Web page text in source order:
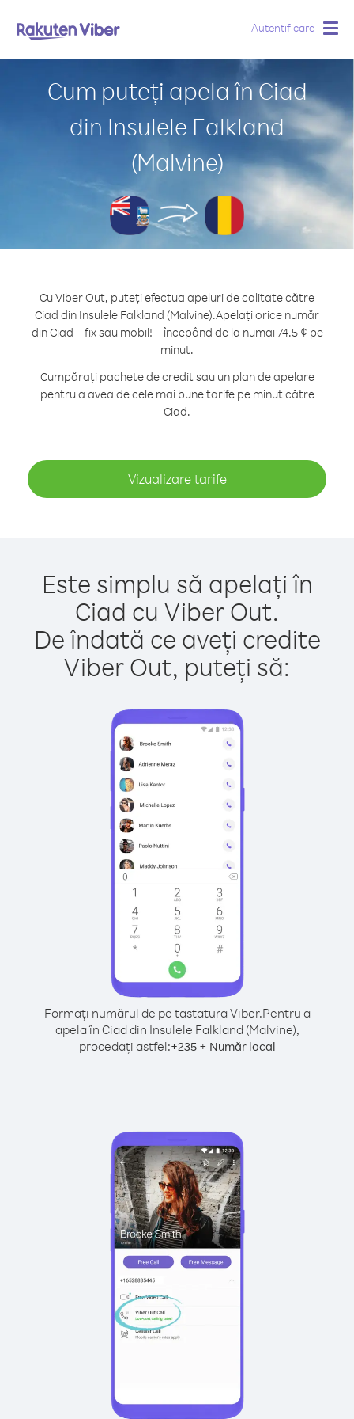
Autentificare
Cum puteți apela în Ciad
din Insulele Falkland
(Malvine)
Cu Viber Out, puteți efectua apeluri de calitate către
Ciad din Insulele Falkland (Malvine).Apelați orice număr
din Ciad – fix sau mobil! – începând de la numai 74.5 ¢ pe
minut.
Cumpărați pachete de credit sau un plan de apelare
pentru a avea de cele mai bune tarife pe minut către
Ciad.
Vizualizare tarife
Este simplu să apelați în
Ciad cu Viber Out.
De îndată ce aveți credite
Viber Out, puteți să:
Formați numărul de pe tastatura Viber.Pentru a
apela în Ciad din Insulele Falkland (Malvine),
procedați astfel:+235+ Număr local